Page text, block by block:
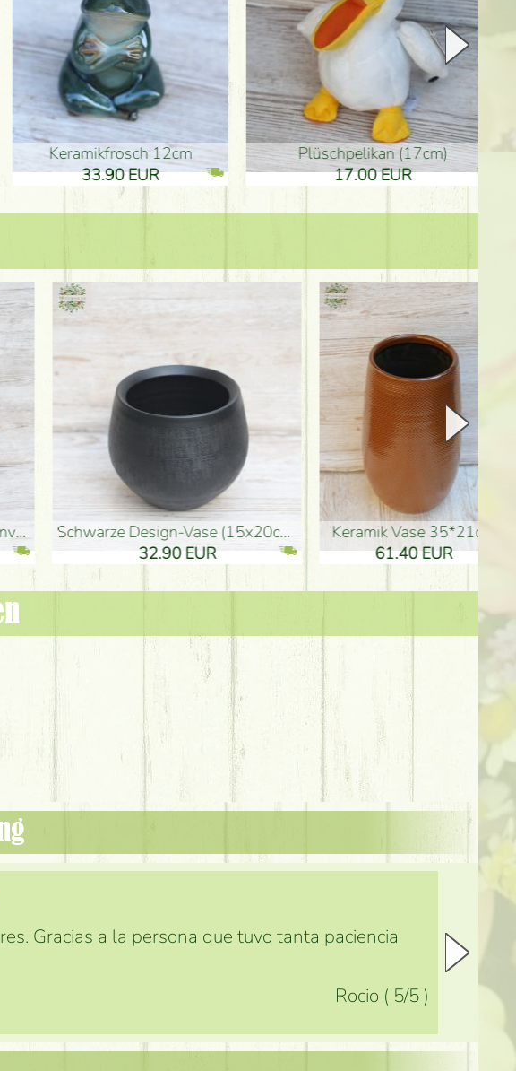
12cm
Plüschpelikan (17cm)
17.00 EUR
10.50
Keramik Vase 35*21cm
61.40 EUR
Holzfigur für Schulabgänger (10
3.80 EUR
Gracias a la persona que tuvo tanta paciencia
Rocio ( 5/5 )